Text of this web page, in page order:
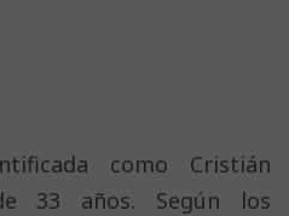
como Cristián
33 años. Según los